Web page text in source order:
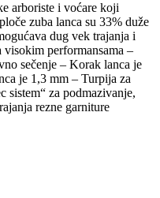
arboriste i voćare koji
zuba lanca su 33% duže
dug vek trajanja i
performansama –
sečenje – Korak lanca je
je 1,3 mm – Turpija za
sistem“ za podmazivanje,
rezne garniture